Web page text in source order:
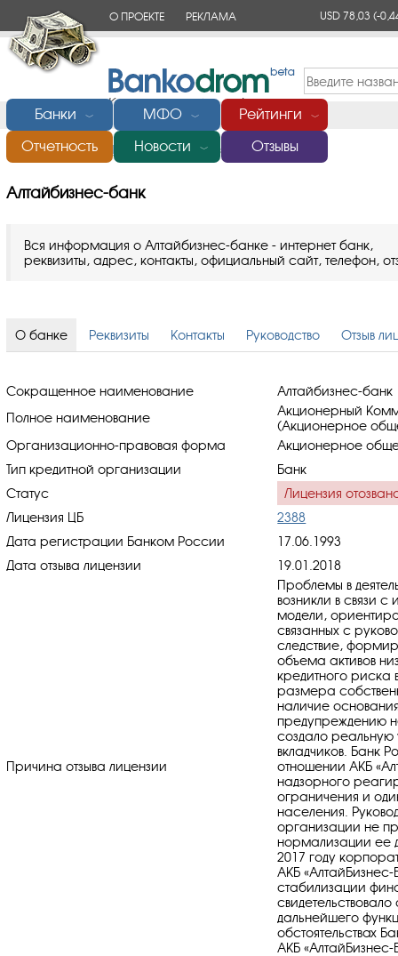
О ПРОЕКТЕ РЕКЛАМА USD 78,03(-
Банки ﹀ МФО ﹀ Рейтинги ﹀
Отчетность Новости ﹀ Отзывы
Главная/Банки России/Алтайбизнес-банк
Алтайбизнес-банк
Вся информация о Алтайбизнес-банке - интернет банк,
реквизиты, адрес, контакты, официальный сайт, телефон,
О банке Реквизиты Контакты Руководство Отзыв
Сокращенное наименование
Алтайбизнес-банк
Полное наименование
Акционерный
(Акционерное
Организационно-правовая форма
Акционерное
Тип кредитной организации
Банк
Статус
Лицензия
Лицензия ЦБ
2388
Дата регистрации Банком России
17.06.1993
Дата отзыва лицензии
19.01.2018
Причина отзыва лицензии
Проблемы в
возникли в связи
модели,
связанных с
следствие,
объема активов
кредитного риска
размера
наличие
предупреждению
создало реальную
вкладчиков. Банк
отношении АКБ
надзорного
ограничения и
населения.
организации не
нормализации ее
2017 году
АКБ «АлтайБизнес-
стабилизации
дальнейшего
обстоятельствах
АКБ